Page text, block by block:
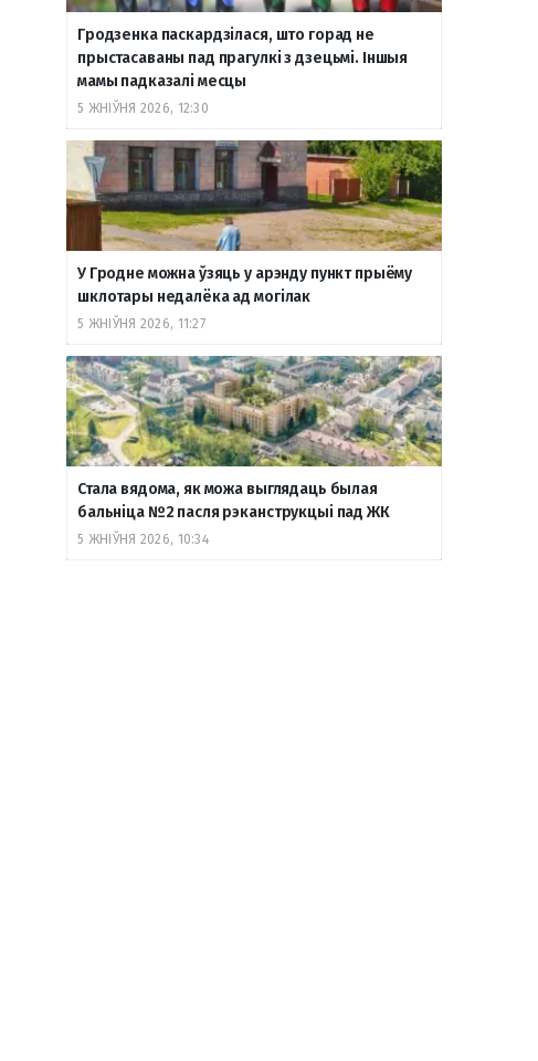
Гродзенка паскардзілася, што горад не
прыстасаваны пад прагулкі з дзецьмі. Іншыя
мамы падказалі месцы
5 ЖНІЎНЯ 2026, 12:30
У Гродне можна ўзяць у арэнду пункт прыёму
шклотары недалёка ад могілак
5 ЖНІЎНЯ 2026, 11:27
Стала вядома, як можа выглядаць былая
бальніца №2 пасля рэканструкцыі пад ЖК
5 ЖНІЎНЯ 2026, 10:34